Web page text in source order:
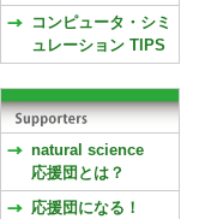
コンピュータ・シミ
ュレーション TIPS
natural science
応援団とは？
応援団になる！